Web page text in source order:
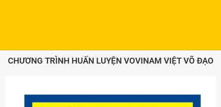
CHƯƠNG TRÌNH HUẤN LUYỆN VOVINAM VIỆT VÕ ĐẠO